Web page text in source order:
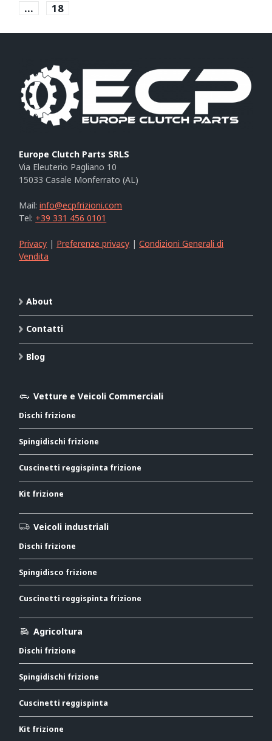
…
18
Europe Clutch Parts SRLS
Via Eleuterio Pagliano 10
15033 Casale Monferrato (AL)
Mail:info@ecpfrizioni.com
Tel: +39 331 456 0101
Privacy | Preferenze privacy |Condizioni Generali di
Vendita
About
Contatti
Blog
Vetture e Veicoli Commerciali
Dischi frizione
Spingidischi frizione
Cuscinetti reggispinta frizione
Kit frizione
Veicoli industriali
Dischi frizione
Spingidisco frizione
Cuscinetti reggispinta frizione
Agricoltura
Dischi frizione
Spingidischi frizione
Cuscinetti reggispinta
Kit frizione